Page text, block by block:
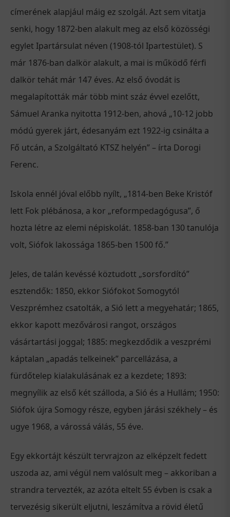
címerének alapjául máig ez szolgál. Azt sem vitatja
senki, hogy 1872-ben alakult meg az első közösségi
egylet Ipartársulat néven (1908-tól Ipartestület). S
már 1876-ban dalkör alakult, a mai is működő férfi
dalkör tehát már 147 éves. Az első óvodát is
megalapították már több mint száz évvel ezelőtt,
Sámuel Aranka nyitotta 1912-ben, ahová „10-12 jobb
módú gyerek járt, édesanyám ezt 1922-ig csinálta a
Fő utcán, a Szolgáltató KTSZ helyén” – írta Dorogi
Ferenc.
Iskola ennél jóval előbb nyílt, „1814-ben Beke Kristóf
lett Fok plébánosa, a kor „reformpedagógusa”, ő
hozta létre az elemi népiskolát. 1858-ban 130 tanulója
volt, Siófok lakossága 1865-ben 1500 fő.”
Jeles, de talán kevéssé köztudott „sorsfordító”
esztendők: 1850, ekkor Siófokot Somogytól
Veszprémhez csatolták, a Sió lett a megyehatár; 1865,
ekkor kapott mezővárosi rangot, országos
vásártartási joggal; 1885: megkezdődik a veszprémi
káptalan „apadás telkeinek” parcellázása, a
fürdőtelep kialakulásának ez a kezdete; 1893:
megnyílik az első két szálloda, a Sió és a Hullám; 1950:
Siófok újra Somogy része, egyben járási székhely – és
ugye 1968, a várossá válás, 55 éve.
Egy ekkortájt készült tervrajzon az elképzelt fedett
uszoda az, ami végül nem valósult meg – akkoriban a
strandra tervezték, az azóta eltelt 55 évben is csak a
tervezésig sikerült eljutni, leszámítva a rövid életű